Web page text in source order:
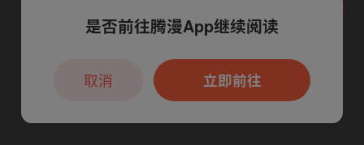
腾漫App免费看
本章节仅支持App阅读，可打开App新用
户7天免费看
是否前往腾漫App继续阅读
立即前往
取消